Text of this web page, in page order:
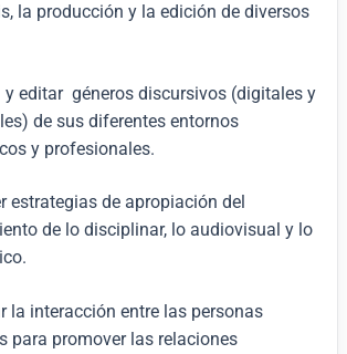
la producción y la edición de diversos
y editar géneros discursivos (digitales y
de sus diferentes entornos
y profesionales.
estrategias de apropiación del
de lo disciplinar, lo audiovisual y lo
la interacción entre las personas
para promover las relaciones